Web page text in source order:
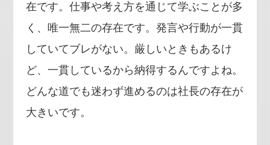
在です。仕事や考え方を通じて学ぶことが多
く、唯一無二の存在です。発言や行動が一貫
していてブレがない。厳しいときもあるけ
ど、一貫しているから納得するんですよね。
どんな道でも迷わず進めるのは社長の存在が
大きいです。